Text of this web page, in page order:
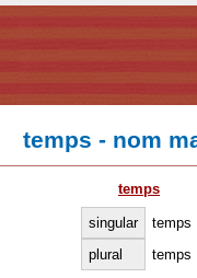
temps - nom
temps
singular
temps
plural
temps